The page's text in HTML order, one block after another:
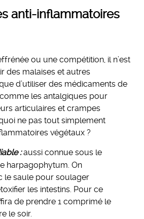
anti-inflammatoires
ou une compétition, il n’est
des malaises et autres
d’utiliser des médicaments de
les antalgiques pour
articulaires et crampes
ne pas tout simplement
végétaux ?
:aussi connue sous le
harpagophytum. On
le saule pour soulager
les intestins. Pour ce
de prendre 1 comprimé le
le soir.